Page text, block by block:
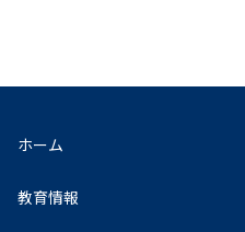
ホーム
教育情報